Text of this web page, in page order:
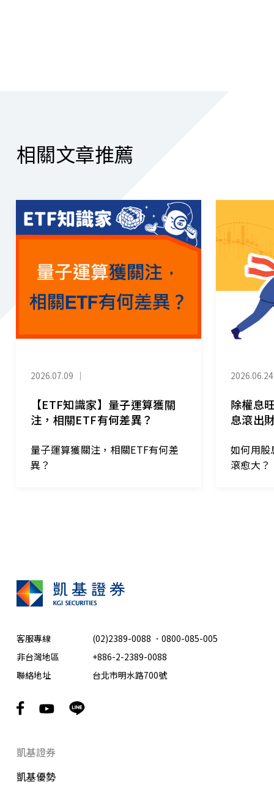
相關文章推薦
2026.07.09 ｜
【ETF知識家】量子運算獲關
注，相關ETF有何差異？
量子運算獲關注，相關ETF有何差
異？
2026.06.24
除權息
息滾出
如何用股
滾愈大？
客服專線 (02)2389-0088 ． 0800-085-005
非台灣地區
+886-2-2389-0088
聯絡地址
台北市明水路700號
凱基證券
凱基優勢